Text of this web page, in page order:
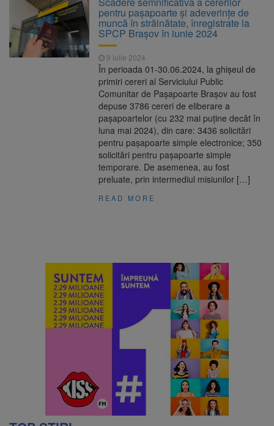
Nivelul Dunării a început să crească
8 august 2026
Asociația Română pentru
Iluminat cere reducerea luminii pe timpul
nopții, nu oprirea iluminatului public
7 august 2026
Trafic blocat pe DN1E Brașov
– Poiana Brașov după un accident. Două
persoane primesc îngrijiri medicale
Se schimbă examenul de
medic specialist. Subiecte unice în toată țara,
aceeași oră și același barem
pentru pașapoarte și adeverințe de
muncă în străinătate, înregistrate la
SPCP Brașov în iunie 2024
9 iulie 2024
În perioada 01-30.06.2024, la ghișeul de
primiri cereri al Serviciului Public
Comunitar de Paşapoarte Braşov au fost
depuse 3786 cereri de eliberare a
paşapoartelor (cu 232 mai puține decât în
luna mai 2024), din care: 3436 solicitări
pentru paşapoarte simple electronice; 350
solicitări pentru paşapoarte simple
temporare. De asemenea, au fost
preluate, prin intermediul misiunilor […]
READ MORE